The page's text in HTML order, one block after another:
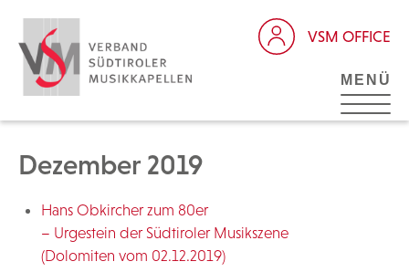
VSM OFFICE
MENÜ
Dezember 2019
Hans Obkircher zum 80er
– Urgestein der Südtiroler Musikszene
(Dolomiten vom 02.12.2019)